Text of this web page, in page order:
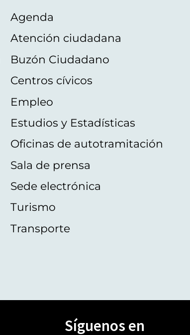
Agenda
Atención ciudadana
Buzón Ciudadano
Centros cívicos
Empleo
Estudios y Estadísticas
Oficinas de autotramitación
Sala de prensa
Sede electrónica
Turismo
Transporte
Síguenos en